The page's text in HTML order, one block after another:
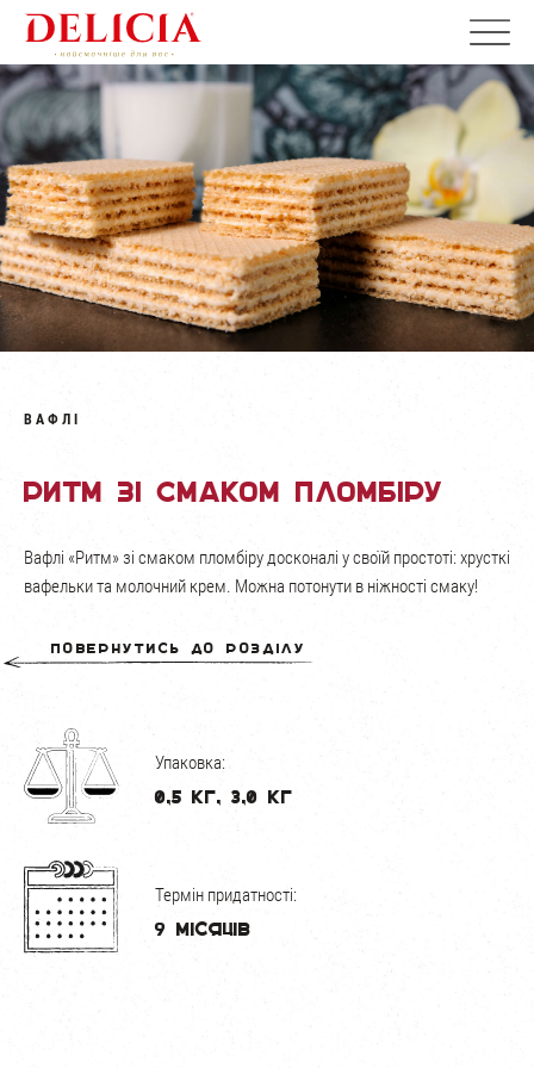
ВАФЛІ
Ритм зі смаком пломбіру
Вафлі «Ритм» зі смаком пломбіру досконалі у своїй простоті: хрусткі
вафельки та молочний крем. Можна потонути в ніжності смаку!
Повернутись до розділу
Упаковка:
0,5 кг, 3,0 кг
Термін придатності:
9 місяців